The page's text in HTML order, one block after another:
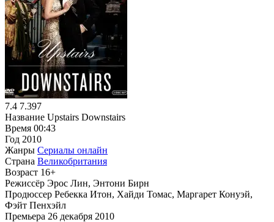
7.4 7.397
Название Upstairs Downstairs
Время 00:43
Год 2010
Жанры Сериалы онлайн
Страна Великобритания
Возраст 16+
Режиссёр Эрос Лин, Энтони Бирн
Продюссер Ребекка Итон, Хайди Томас, Маргарет Конуэй,
Фэйт Пенхэйл
Премьера 26 декабря 2010